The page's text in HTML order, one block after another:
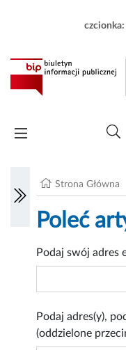
czcionka:
Strona Główna
Poleć
Podaj swój adres
Podaj adres(y),
(oddzielone